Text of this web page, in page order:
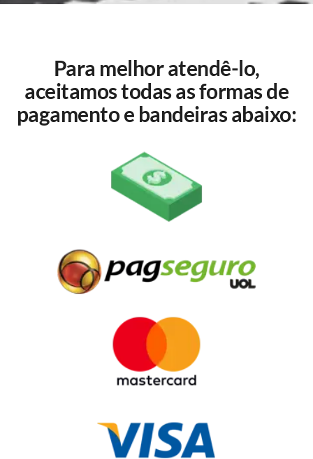
Para melhor atendê-lo,
aceitamos todas as formas de
pagamento e bandeiras abaixo: